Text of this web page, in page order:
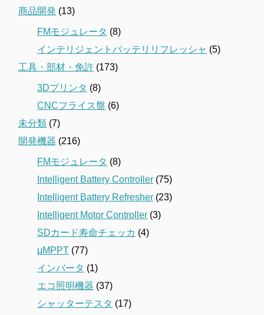
商品開発 (13)
FMモジュレータ (8)
インテリジェントバッテリリフレッシャ (5)
工具・部材・免許 (173)
3Dプリンタ (8)
CNCフライス盤 (6)
未分類 (7)
開発機器 (216)
FMモジュレータ (8)
Intelligent Battery Controller (75)
Intelligent Battery Refresher (23)
Intelligent Motor Controller (3)
SDカード寿命チェッカ (4)
μMPPT (77)
インバータ (1)
エコ照明機器 (37)
シャッターテスタ (17)